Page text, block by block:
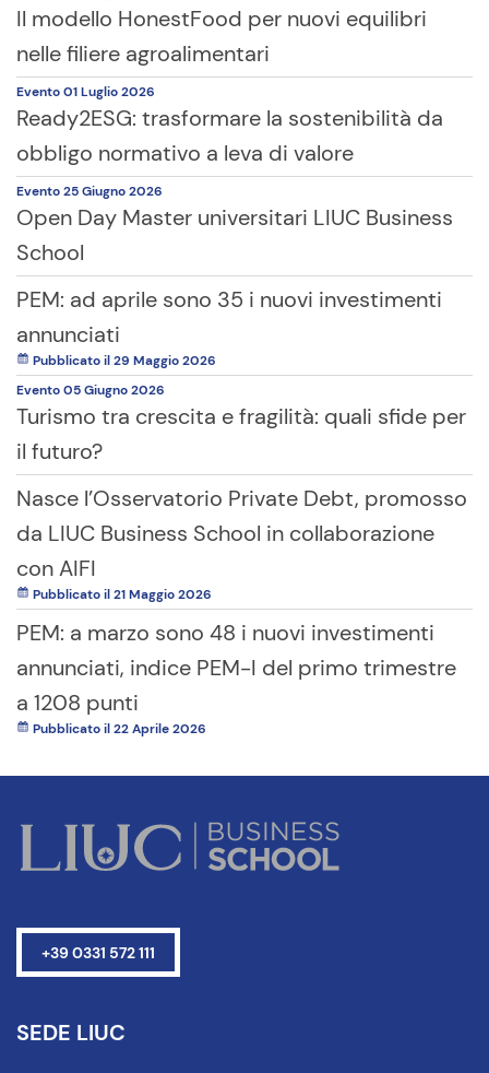
Il modello HonestFood per nuovi equilibri
nelle filiere agroalimentari
Evento01 Luglio2026
Ready2ESG: trasformare la sostenibilità da
obbligo normativo a leva di valore
Evento25 Giugno2026
Open Day Master universitari LIUC Business
School
PEM: ad aprile sono 35 i nuovi investimenti
annunciati
Pubblicato il 29 Maggio 2026
Evento05 Giugno2026
Turismo tra crescita e fragilità: quali sfide per
il futuro?
Nasce l’Osservatorio Private Debt, promosso
da LIUC Business School in collaborazione
con AIFI
Pubblicato il 21 Maggio 2026
PEM: a marzo sono 48 i nuovi investimenti
annunciati, indice PEM-I del primo trimestre
a 1208 punti
Pubblicato il 22 Aprile 2026
+39 0331 572 111
SEDE LIUC